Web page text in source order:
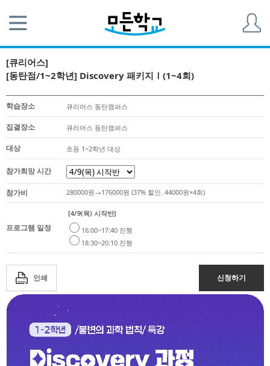
[큐리어스]
[동탄점/1~2학년] Discovery 패키지Ⅰ(1~4회)
학습장소 큐리어스 동탄캠퍼스
집결장소 큐리어스 동탄캠퍼스
대상 초등 1~2학년 대상
참가희망 시간
참가비 280000원→176000원 (37% 할인. 44000원×4회)
프로그램 일정
[4/9(목) 시작반]
16:00~17:40 진행
18:30~20:10 진행
인쇄 신청하기